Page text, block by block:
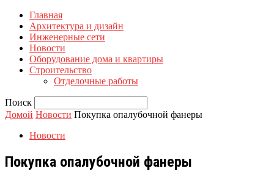
Главная
Архитектура и дизайн
Инженерные сети
Новости
Оборудование дома и квартиры
Строительство
Отделочные работы
Поиск
Домой Новости Покупка опалубочной фанеры
Новости
Покупка опалубочной фанеры